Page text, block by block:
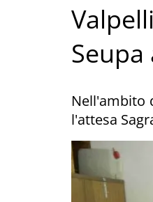
Seupa
Nell'ambito
l'attesa